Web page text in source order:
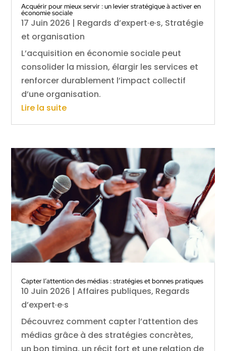
Acquérir pour mieux servir : un levier stratégique à activer en
économie sociale
17 Juin 2026 | Regards d’expert·e·s, Stratégie
et organisation
L’acquisition en économie sociale peut
consolider la mission, élargir les services et
renforcer durablement l’impact collectif
d’une organisation.
Lire la suite
Capter l’attention des médias : stratégies et bonnes pratiques
10 Juin 2026 |Affaires publiques, Regards
d’expert·e·s
Découvrez comment capter l’attention des
médias grâce à des stratégies concrètes,